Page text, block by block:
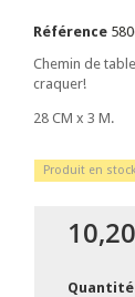
Référence
Chemin de
craquer!
28 CM x 3 M.
Produit en
Quantité